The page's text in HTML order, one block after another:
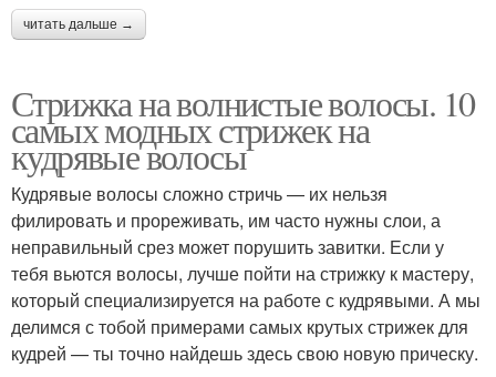
читать дальше →
Стрижка на волнистые волосы. 10
самых модных стрижек на
кудрявые волосы
Кудрявые волосы сложно стричь — их нельзя
филировать и прореживать, им часто нужны слои, а
неправильный срез может порушить завитки. Если у
тебя вьются волосы, лучше пойти на стрижку к мастеру,
который специализируется на работе с кудрявыми. А мы
делимся с тобой примерами самых крутых стрижек для
кудрей — ты точно найдешь здесь свою новую прическу.